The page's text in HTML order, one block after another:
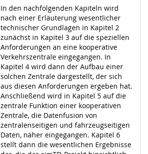
In den nachfolgenden Kapiteln wird
nach einer Erläuterung wesentlicher
technischer Grundlagen in Kapitel 2
zunächst in Kapitel 3 auf die speziellen
Anforderungen an eine kooperative
Verkehrszentrale eingegangen. In
Kapitel 4 wird dann der Aufbau einer
solchen Zentrale dargestellt, der sich
aus diesen Anforderungen ergeben hat.
Anschließend wird in Kapitel 5 auf die
zentrale Funktion einer kooperativen
Zentrale, die Datenfusion von
zentralenseitigen und fahrzeugseitigen
Daten, näher eingegangen. Kapitel 6
stellt dann die wesentlichen Ergebnisse